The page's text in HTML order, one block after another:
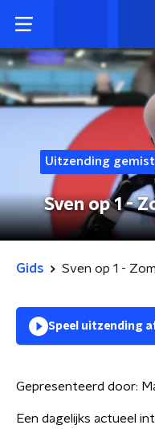
Uitzending gemist
Sven op 1 -
Gids Sven op 1 -
Speel uitzending
Gepresenteerd door:
Een dagelijks actueel